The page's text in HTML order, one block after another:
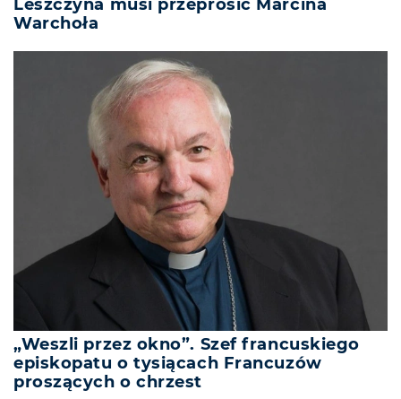
Leszczyna musi przeprosić Marcina
Warchoła
„Weszli przez okno”. Szef francuskiego
episkopatu o tysiącach Francuzów
proszących o chrzest